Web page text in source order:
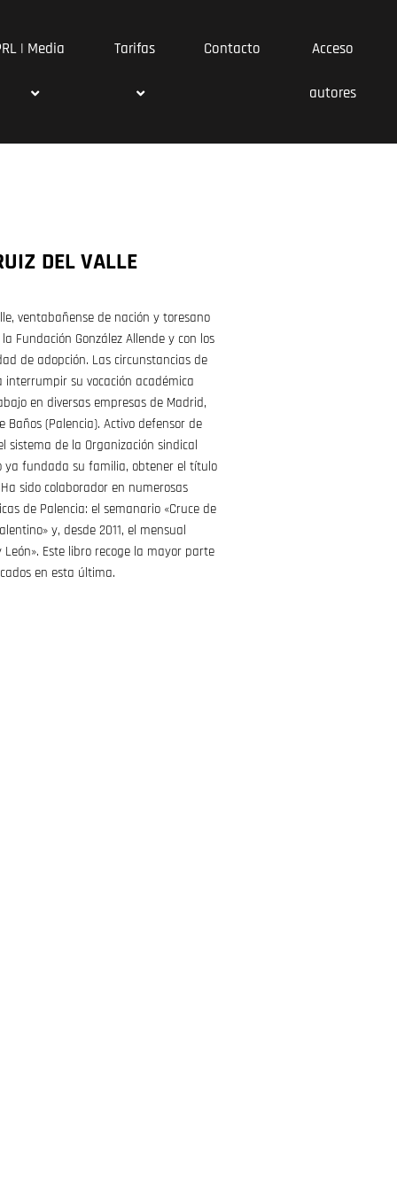
| Media Tarifas Contacto Acceso
autores
DEL VALLE
ventabañense de nación y toresano
Fundación González Allende y con los
de adopción. Las circunstancias de
su vocación académica
en diversas empresas de Madrid,
Baños (Palencia). Activo defensor de
sistema de la Organización sindical
ya fundada su familia, obtener el título
sido colaborador en numerosas
de Palencia: el semanario «Cruce de
y, desde 2011, el mensual
León». Este libro recoge la mayor parte
en esta última.